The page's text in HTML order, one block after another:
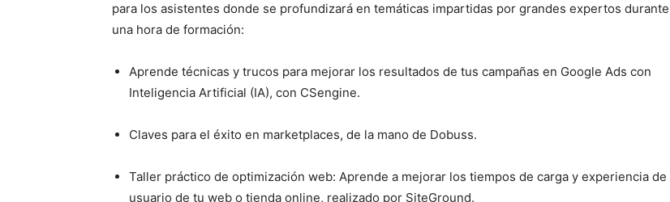
para los asistentes donde se profundizará en temáticas impartidas por grandes expertos durante
una hora de formación:
Aprende técnicas y trucos para mejorar los resultados de tus campañas en Google Ads con
Inteligencia Artificial (IA), con CSengine.
Claves para el éxito en marketplaces, de la mano de Dobuss.
Taller práctico de optimización web: Aprende a mejorar los tiempos de carga y experiencia de
usuario de tu web o tienda online, realizado por SiteGround.